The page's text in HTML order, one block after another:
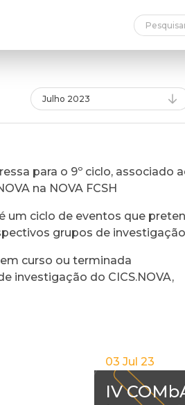
Julho 2023
para o 9º ciclo, associado
na NOVA FCSH
um ciclo de eventos que
grupos de
curso ou terminada
investigação do CICS.NOVA,
03 Jul 23
IV